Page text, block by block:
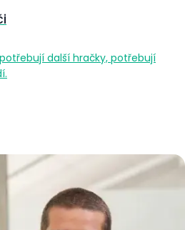
další hračky, potřebují